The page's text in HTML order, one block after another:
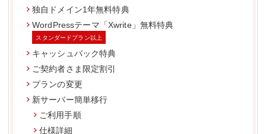
独自ドメイン1年無料特典
WordPressテーマ「Xwrite」無料特典
スタンダードプラン以上
キャッシュバック特典
ご契約者さま限定割引
プランの変更
新サーバー簡単移行
ご利用手順
仕様詳細